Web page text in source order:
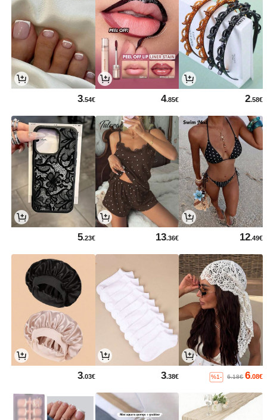
2.58€
4.85€
3.54€
12.49€
13.36€
5.23€
6.08€
6.18€
%1-
3.38€
3.03€